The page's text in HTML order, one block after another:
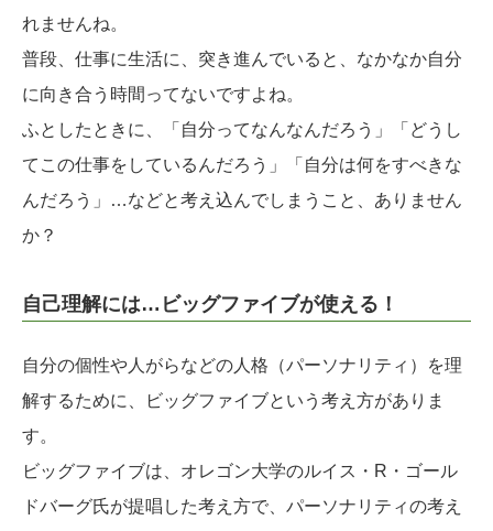
れませんね。
普段、仕事に生活に、突き進んでいると、なかなか自分
に向き合う時間ってないですよね。
ふとしたときに、「自分ってなんなんだろう」「どうし
てこの仕事をしているんだろう」「自分は何をすべきな
んだろう」…などと考え込んでしまうこと、ありません
か？
自己理解には…ビッグファイブが使える！
自分の個性や人がらなどの人格（パーソナリティ）を理
解するために、ビッグファイブという考え方がありま
す。
ビッグファイブは、オレゴン大学のルイス・R・ゴール
ドバーグ氏が提唱した考え方で、パーソナリティの考え